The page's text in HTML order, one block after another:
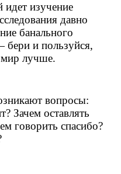
идет изучение
давно
банального
и пользуйся,
мир лучше.
вопросы:
Зачем оставлять
говорить спасибо?